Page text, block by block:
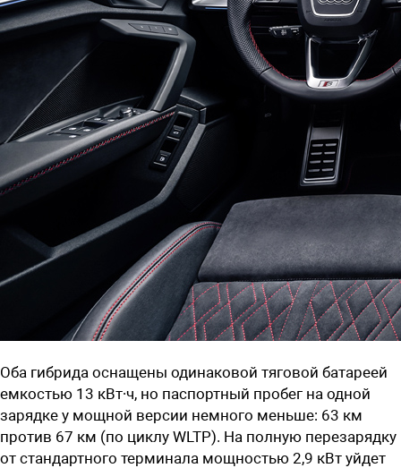
Оба гибрида оснащены одинаковой тяговой батареей
емкостью 13 кВт∙ч, но паспортный пробег на одной
зарядке у мощной версии немного меньше: 63 км
против 67 км (по циклу WLTP). На полную перезарядку
от стандартного терминала мощностью 2,9 кВт уйдет